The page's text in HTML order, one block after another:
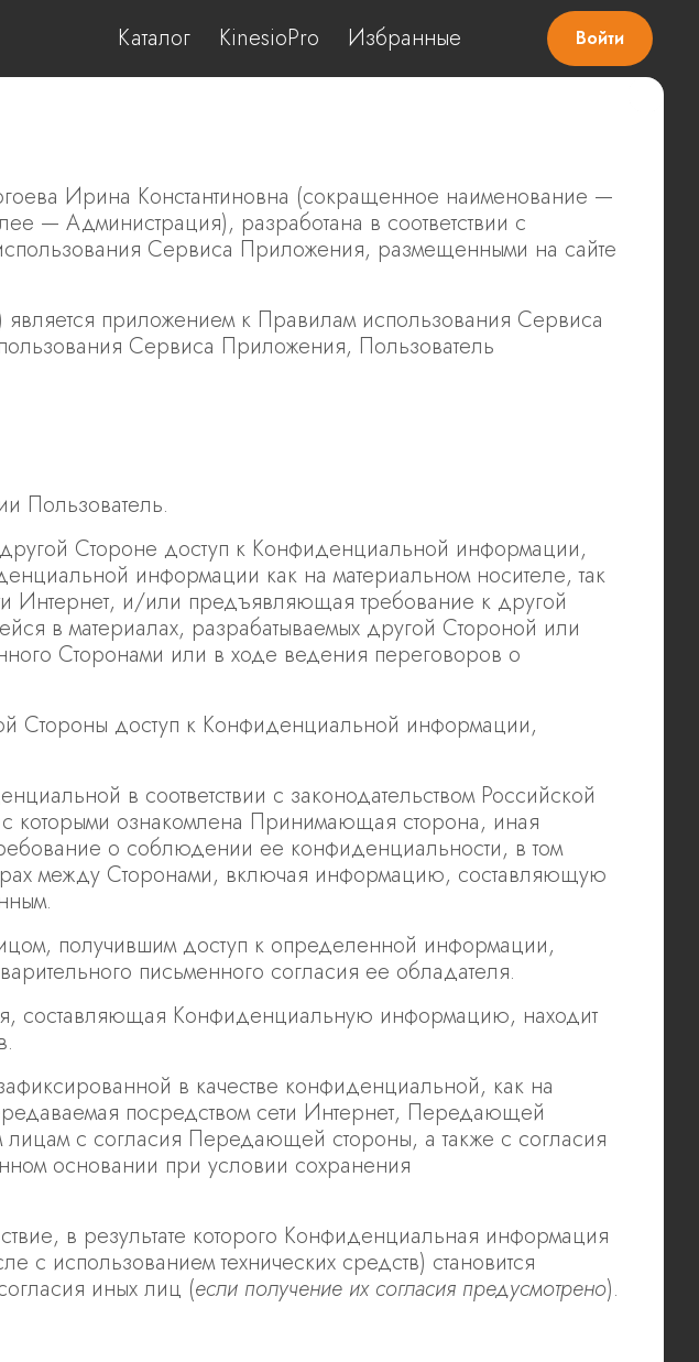
Каталог KinesioPro Избранные Войти
Ирина Константиновна (сокращенное наименование —
— Администрация), разработана в соответствии с
Сервиса Приложения, размещенными на сайте
приложением к Правилам использования Сервиса
Сервиса Приложения, Пользователь
Пользователь.
Стороне доступ к Конфиденциальной информации,
информации как на материальном носителе, так
Интернет, и/или предъявляющая требование к другой
в материалах, разрабатываемых другой Стороной или
Сторонами или в ходе ведения переговоров о
Стороны доступ к Конфиденциальной информации,
в соответствии с законодательством Российской
ознакомлена Принимающая сторона, иная
о соблюдении ее конфиденциальности, в том
между Сторонами, включая информацию, составляющую
получившим доступ к определенной информации,
письменного согласия ее обладателя.
составляющая Конфиденциальную информацию, находит
в качестве конфиденциальной, как на
посредством сети Интернет, Передающей
с согласия Передающей стороны, а также с согласия
основании при условии сохранения
в результате которого Конфиденциальная информация
использованием технических средств) становится
иных лиц (если получение их согласия предусмотрено).